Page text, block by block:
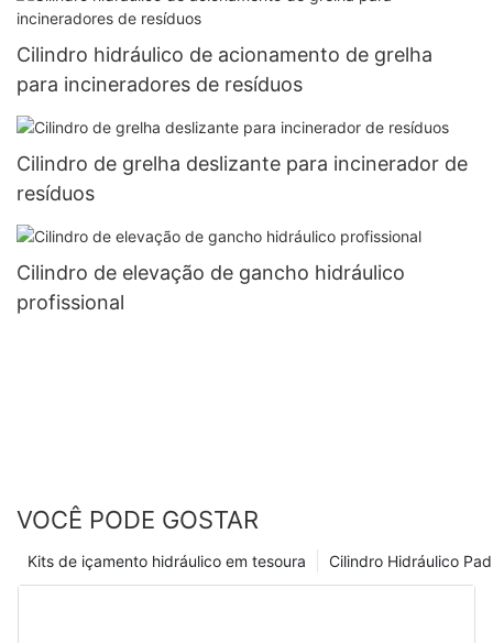
Cilindro hidráulico de acionamento de grelha
para incineradores de resíduos
Cilindro de grelha deslizante para incinerador de
resíduos
Cilindro de elevação de gancho hidráulico
profissional
VOCÊ PODE GOSTAR
Cilindro Hidráulico
Kits de içamento hidráulico em tesoura